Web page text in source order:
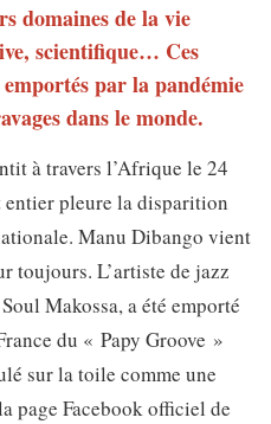
domaines de la vie
scientifique… Ces
par la pandémie
dans le monde.
à travers l’Afrique le 24
pleure la disparition
Manu Dibango vient
toujours. L’artiste de jazz
Makossa, a été emporté
du « Papy Groove »
sur la toile comme une
page Facebook officiel de